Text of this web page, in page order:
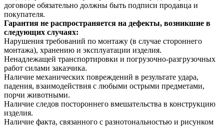
договоре обязательно должны быть подписи продавца и
покупателя.
Гарантия не распространяется на дефекты, возникшие в
следующих случаях:
Нарушения требований по монтажу (в случае стороннего
монтажа), хранению и эксплуатации изделия.
Ненадлежащей транспортировки и погрузочно-разгрузочных
работ силами заказчика.
Наличие механических повреждений в результате удара,
падения, взаимодействия с любыми острыми предметами,
порчи животными.
Наличие следов постороннего вмешательства в конструкцию
изделия.
Наличие факта, связанного с разнотональностью и рисунком